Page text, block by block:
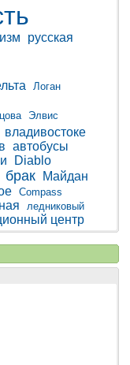
русская
Логан
Элвис
владивостоке
автобусы
Diablo
брак
Майдан
Compass
ледниковый
центр